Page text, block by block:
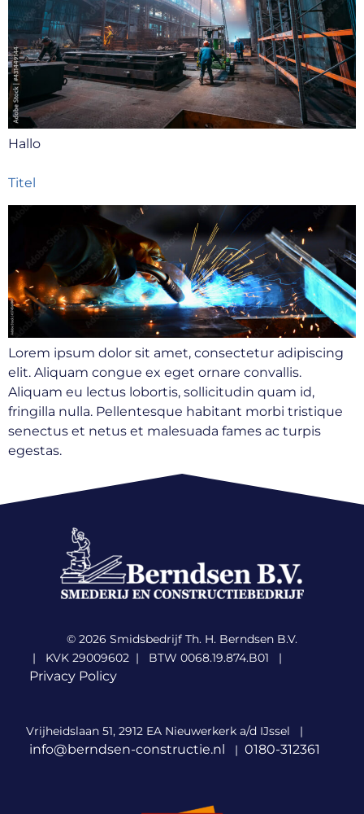
Hallo
Titel
Lorem ipsum dolor sit amet, consectetur adipiscing
elit. Aliquam congue ex eget ornare convallis.
Aliquam eu lectus lobortis, sollicitudin quam id,
fringilla nulla. Pellentesque habitant morbi tristique
senectus et netus et malesuada fames ac turpis
egestas.
© 2026 Smidsbedrijf Th. H. Berndsen B.V.
| KVK 29009602 | BTW 0068.19.874.B01 |
Privacy Policy
Vrijheidslaan 51, 2912 EA Nieuwerkerk a/d IJssel |
info@berndsen-constructie.nl |0180-312361